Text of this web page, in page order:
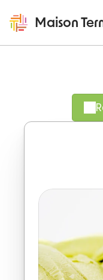
Maison
Le frisson
lime